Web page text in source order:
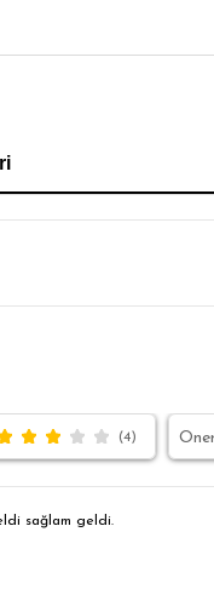
(4)
sağlam geldi.